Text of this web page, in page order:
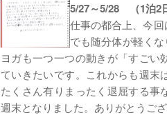
5/27～5/28 （1泊2
仕事の都合上、今
でも随分体が軽く
ヨガも一つ一つの動きが「すごい
ていきたいです。これからも週末
たくさん有りまったく退屈する事
週末となりました。ありがとうござ